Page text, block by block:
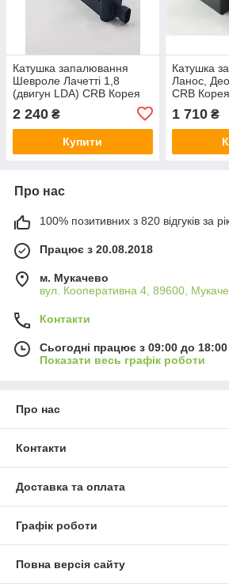
Катушка запалювання
Шевроле Лачетті 1,8
(двигун LDA) CRB Корея
2 240 ₴
Купити
Катушка
Ланос,
CRB Корея
1 710₴
Про нас
100% позитивних з 820 відгуків за
Працює з 20.08.2018
м. Мукачево
вул. Кооперативна 4, 89600,
Контакти
Сьогодні працює з 09:00 до 18:00
Показати весь графік роботи
Про нас
Контакти
Доставка та оплата
Графік роботи
Повна версія сайту